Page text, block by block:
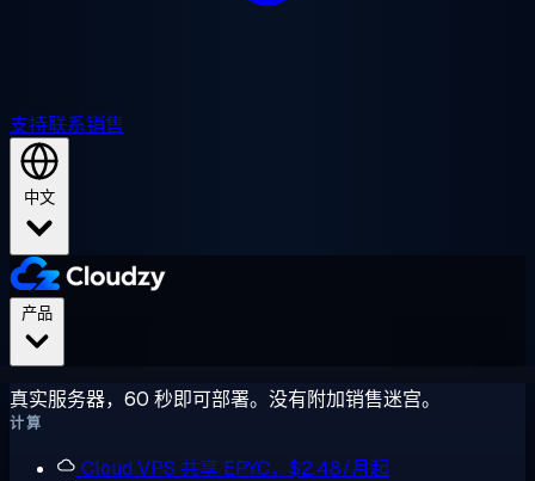
支持联系销售
中文
真实服务器，60 秒即可部署。没有附加销售迷宫。
计算
Cloud VPS 共享 EPYC，$2.48/月起